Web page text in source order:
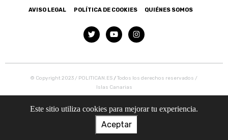
AVISO LEGAL POLÍTICA DE COOKIES QUIÉNES SOMOS
© Copyright 2023 / POLITICAN.ES /Todos los derechos reservados /
Islas Canarias
Este sitio utiliza cookies para mejorar tu experiencia.
Aceptar